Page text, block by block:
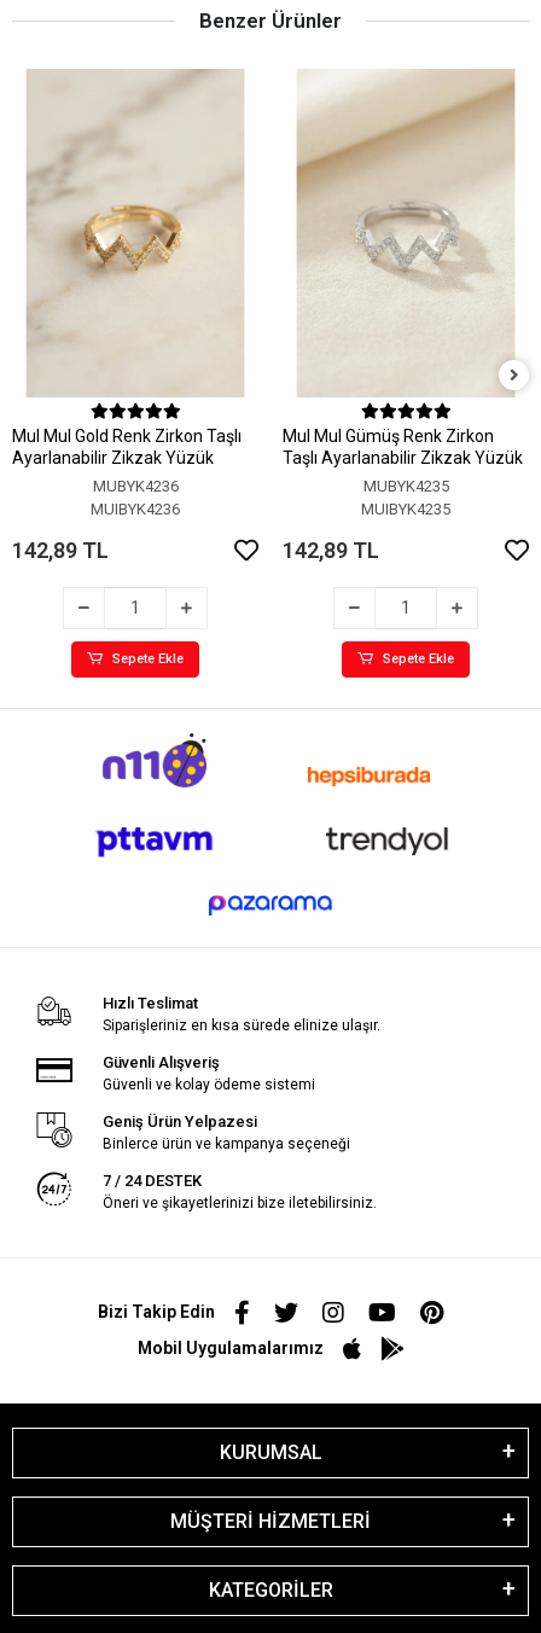
Benzer Ürünler
MuI MuI Gold Renk Zirkon Taşlı
Ayarlanabilir Zikzak Yüzük
MUBYK4236
MUIBYK4236
142,89 TL
Sepete Ekle
MuI MuI Gümüş Renk Zirkon
Taşlı Ayarlanabilir Zikzak Yüzük
MUBYK4235
MUIBYK4235
142,89 TL
Sepete Ekle
Hızlı Teslimat
Siparişleriniz en kısa sürede elinize ulaşır.
Güvenli Alışveriş
Güvenli ve kolay ödeme sistemi
Geniş Ürün Yelpazesi
Binlerce ürün ve kampanya seçeneği
7 / 24 DESTEK
Öneri ve şikayetlerinizi bize iletebilirsiniz.
Bizi Takip Edin
Mobil Uygulamalarımız
KURUMSAL
MÜŞTERİ HİZMETLERİ
KATEGORİLER